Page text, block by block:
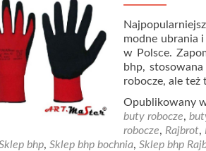
modne ubrania
w Polsce.
bhp,
robocze, ale też
Opublikowany
buty robocze,
robocze, Rajbrot,
bhp, Sklep bhp bochnia, Sklep bhp